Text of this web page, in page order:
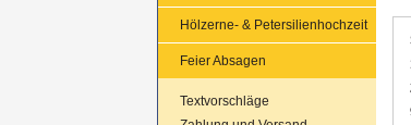
Hölzerne- & Petersilienhochzeit
Feier Absagen
Textvorschläge